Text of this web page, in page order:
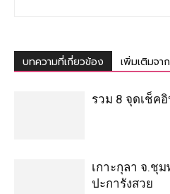
บทความที่เกี่ยวข้อง เพิ่มเติมจา
รวม 8 จุดเช็ค
เกาะกุลา จ.ชุ
ปะการังสวย